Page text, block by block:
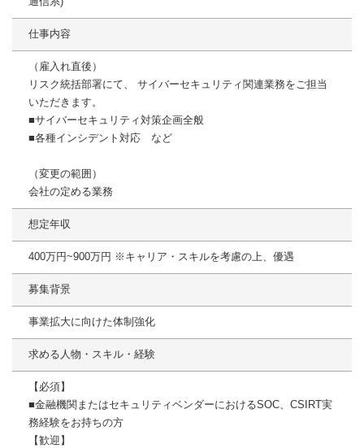
仕事内容
（雇入れ直後）
リスク統括部署にて、 サイバーセキュリティ関連業務をご担当
いただきます。
■サイバーセキュリティ対策企画全般
■各種インシデント対応 など
（変更の範囲）
会社の定める業務
想定年収
400万円~900万円 ※キャリア・スキルを考慮の上、優遇
募集背景
事業拡大に向けた体制強化
求める人物・スキル・経験
【必須】
■金融機関またはセキュリティベンダーにおけるSOC、CSIRT実
務経験をお持ちの方
【歓迎】